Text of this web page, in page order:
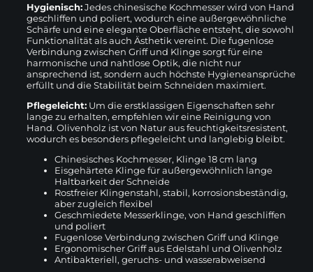
Hygienisch:Jedes chinesische Kochmesser wird von Hand
geschliffen und poliert, wodurch eine außergewöhnliche
Schärfe und eine elegante Oberfläche entsteht, die sowohl
Funktionalität als auch Ästhetik vereint. Die fugenlose
Verbindung zwischen Griff und Klinge sorgt für eine
harmonische und nahtlose Optik, die nicht nur
ansprechend ist, sondern auch höchste Hygieneansprüche
erfüllt und die Stabilität beim Schneiden maximiert.
Pflegeleicht: Um die erstklassigen Eigenschaften sehr
lange zu erhalten, empfehlen wir eine Reinigung von
Hand. Olivenholz ist von Natur aus feuchtigkeitsresistent,
wodurch es besonders pflegeleicht und langlebig bleibt.
Chinesisches Kochmesser, Klinge 18 cm lang
Eisgehärtete Klinge für außergewöhnlich lange
Haltbarkeit der Schneide
Rostfreier Klingenstahl, stabil, korrosionsbeständig,
aber zugleich flexibel
Geschmiedete Messerklinge, von Hand geschliffen
und poliert
Fugenlose Verbindung zwischen Griff und Klinge
Ergonomischer Griff aus Edelstahl und Olivenholz
Antibakteriell, geruchs- und wasserabweisend